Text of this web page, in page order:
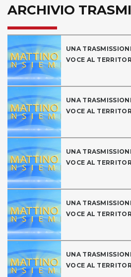
ARCHIVIO
UNA
VOCE AL
UNA
VOCE AL
UNA
VOCE AL
UNA
VOCE AL
UNA
VOCE AL